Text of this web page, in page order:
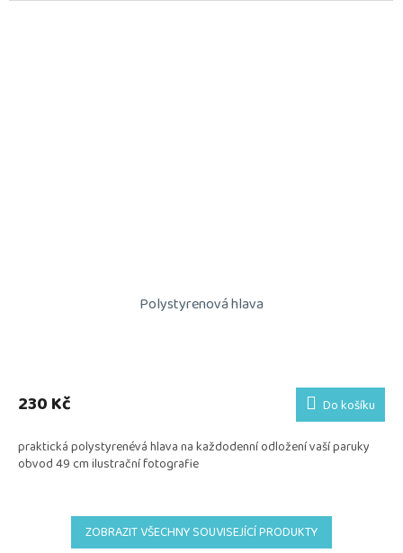
Polystyrenová hlava
230 Kč Do košíku
praktická polystyrenévá hlava na každodenní odložení vaší paruky
obvod 49 cm ilustrační fotografie
ZOBRAZIT VŠECHNY SOUVISEJÍCÍ PRODUKTY